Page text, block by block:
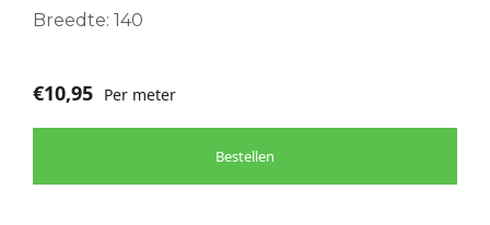
Breedte: 140
€10,95 Per meter
Bestellen